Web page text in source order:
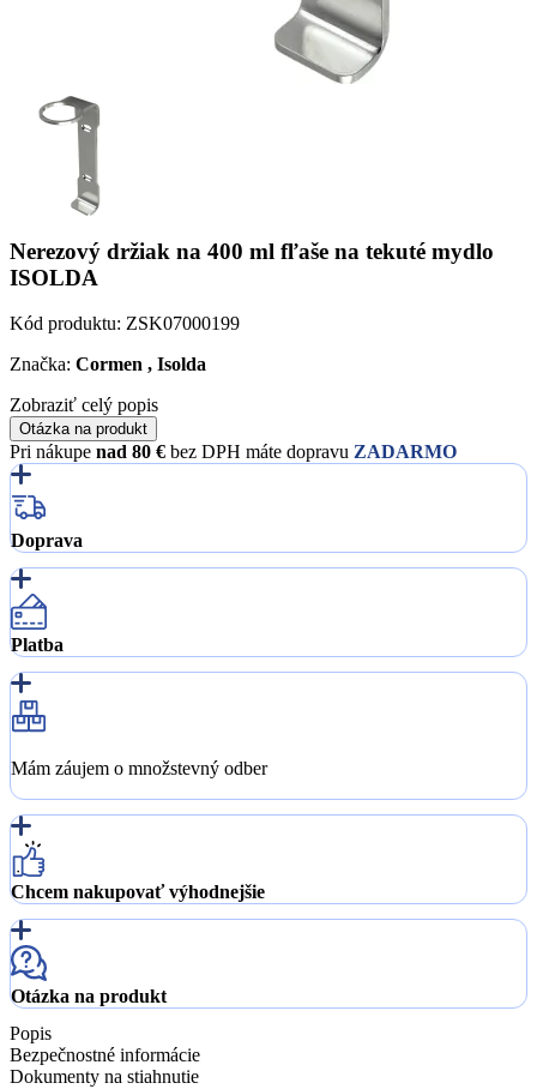
Nerezový držiak na 400 ml fľaše na tekuté mydlo
ISOLDA
Kód produktu: ZSK07000199
Značka: Cormen , Isolda
Zobraziť celý popis
Otázka na produkt
Pri nákupe nad 80 € bez DPH máte dopravu ZADARMO
Doprava
Platba
Mám záujem o množstevný odber
Chcem nakupovať výhodnejšie
Otázka na produkt
Popis
Bezpečnostné informácie
Dokumenty na stiahnutie